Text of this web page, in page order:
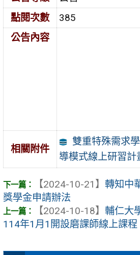
點閱次數
385
公告內容
相關附件
雙重特殊需求
導模式線上研習計
【2024-10-21】 轉知中
獎學金申請辦法
【2024-10-18】 輔仁大
114年1月1開設磨課師線上課程